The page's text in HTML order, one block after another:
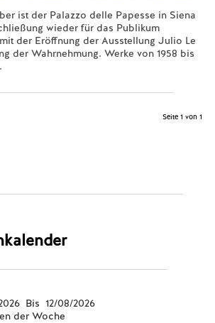
ist der Palazzo delle Papesse in Siena
wieder für das Publikum
der Eröffnung der Ausstellung Julio Le
der Wahrnehmung. Werke von 1958 bis
Seite 1 von 1
Bis 12/08/2026
der Woche